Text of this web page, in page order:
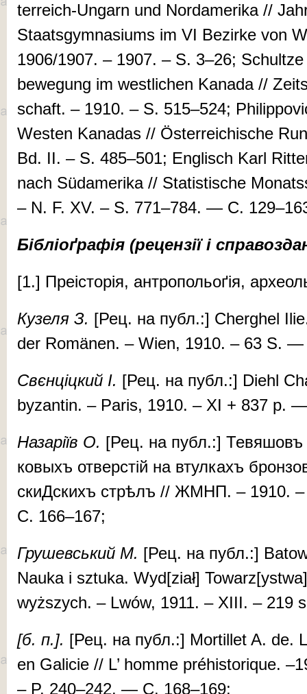
ter­reich-Ungarn und Nor­d­am­eri­ka //
Staatsgym­nasi­ums im VI Bezirke von
1906/1907. – 1907. – S. 3–26;
bewegung im west­li­chen Ka­na­da //
schaft. – 1910. – S. 515–524;
Westen Ka­na­das // Ös­­ter­reichische
Bd. II. – S. 485–501; En­glisch Karl
nach Sü­d­am­eri­ka // Sta­tis­tische
– N. F. XV. – S. 771–784. — С.
Бібліоґрафія (рецензії і
[1.] Пре­іс­то­рія, ан­тро­поль­оґія,
Ку­зе­ля З. [Рец. на публ.:] Cher­ghel
der Romänen. – Wien, 1910. – 63 S.
Свєн­ціц­кий І. [Рец. на публ.:] Diehl
byzan­tin. – Paris, 1910. – XI + 837 p.
На­за­рі­їв О. [Рец. на публ.:]
ко­выхъ от­вер­стій на втул­кахъ
скиД­скихъ стрѣлъ // ЖМНП. – 1910.
С. 166–167;
Гру­шев­ський М. [Рец. на публ.:]
Nau­ka i sztu­ka. Wyd[zi­ał]
wyższych. – Lwów, 1911. – XIII. – 219
[б. п.]. [Рец. на публ.:] Mor­til­let A. de.
en Gal­i­cie // L’ homme préhis­tori­que.
– P. 240–242. — С. 168–169;